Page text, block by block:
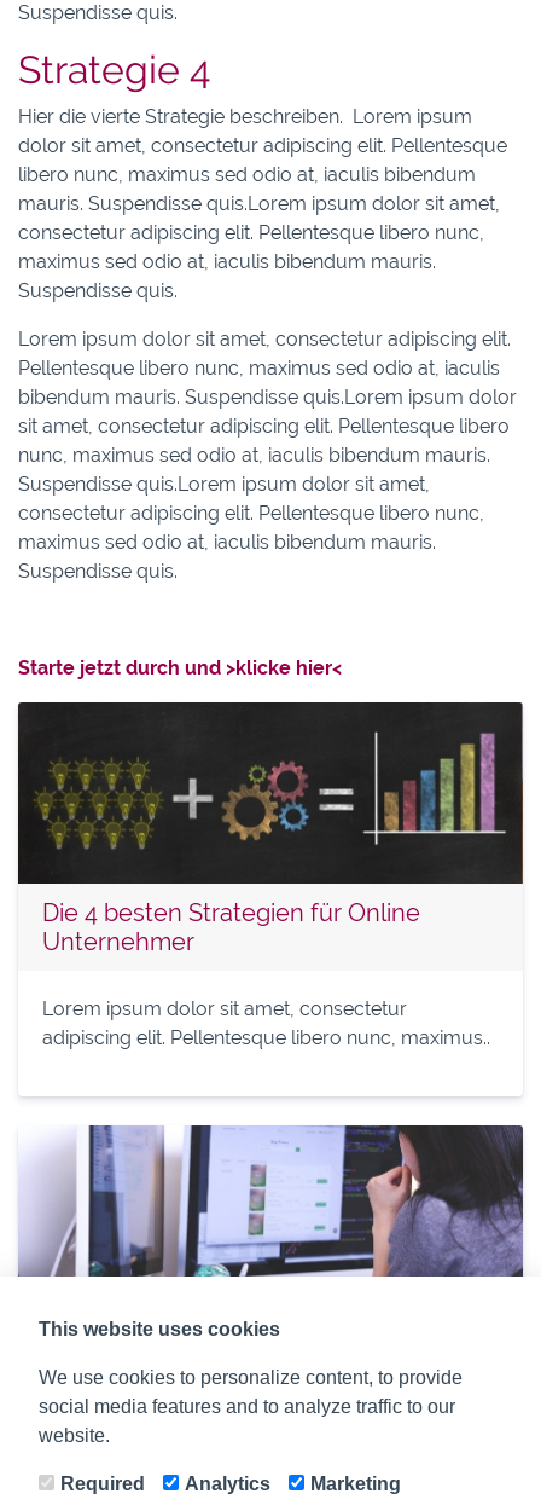
This website uses cookies
We use cookies to personalize content, to provide
social media features and to analyze traffic to our
website.
Required Analytics Marketing
Suspendisse quis.
Strategie 4
Hier die vierte Strategie beschreiben. Lorem ipsum
dolor sit amet, consectetur adipiscing elit. Pellentesque
libero nunc, maximus sed odio at, iaculis bibendum
mauris. Suspendisse quis.Lorem ipsum dolor sit amet,
consectetur adipiscing elit. Pellentesque libero nunc,
maximus sed odio at, iaculis bibendum mauris.
Suspendisse quis.
Lorem ipsum dolor sit amet, consectetur adipiscing elit.
Pellentesque libero nunc, maximus sed odio at, iaculis
bibendum mauris. Suspendisse quis.Lorem ipsum dolor
sit amet, consectetur adipiscing elit. Pellentesque libero
nunc, maximus sed odio at, iaculis bibendum mauris.
Suspendisse quis.Lorem ipsum dolor sit amet,
consectetur adipiscing elit. Pellentesque libero nunc,
maximus sed odio at, iaculis bibendum mauris.
Suspendisse quis.
Starte jetzt durch und >klicke hier<
Die 4 besten Strategien für Online
Unternehmer
Lorem ipsum dolor sit amet, consectetur
adipiscing elit. Pellentesque libero nunc, maximus..
Die größten Mythen im Affiliate
Marketing
Lorem ipsum dolor sit amet, consectetur